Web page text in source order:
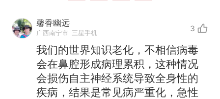
馨香幽远
广西南宁市 三星手机 3
我们的世界知识老化，不相信病毒
会在鼻腔形成病理累积，这种情况
会损伤自主神经系统导致全身性的
疾病，结果是常见病严重化，急性